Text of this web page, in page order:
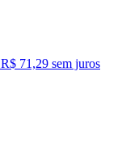
R$ 71,29 sem juros